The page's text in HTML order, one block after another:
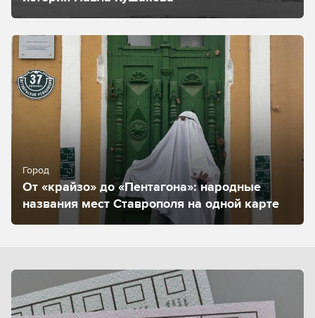
Город
От «крайзо» до «Пентагона»: народные
названия мест Ставрополя на одной карте